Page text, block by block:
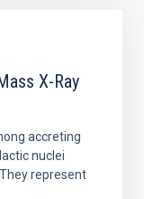
X-Ray
accreting
nuclei
represent